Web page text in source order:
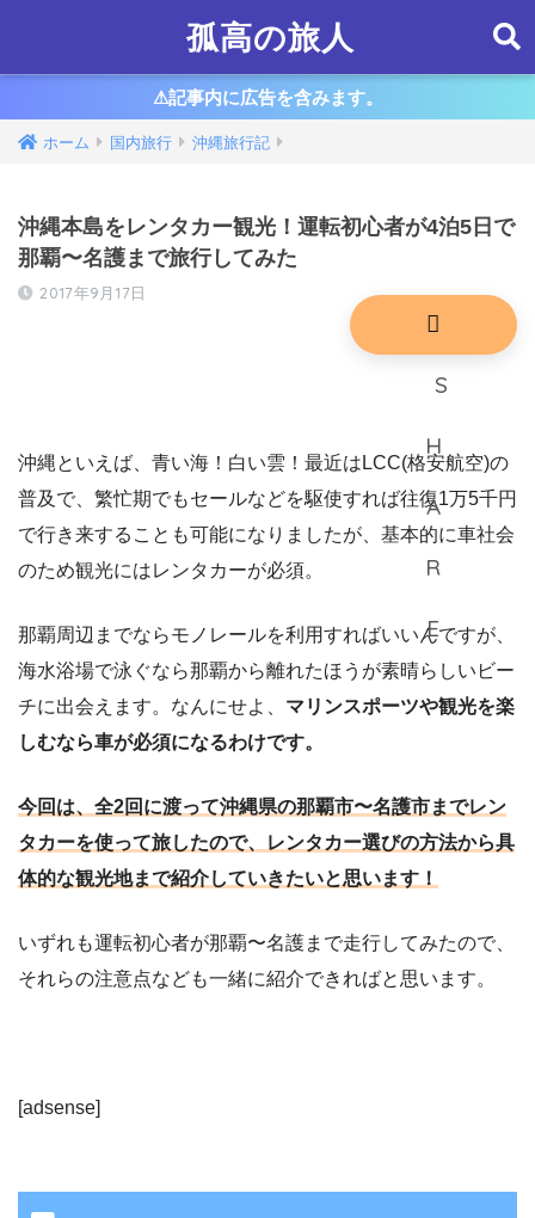
孤高の旅人
⚠︎記事内に広告を含みます。
ホーム 国内旅行 沖縄旅行記
沖縄本島をレンタカー観光！運転初心者が4泊5日で
那覇〜名護まで旅行してみた
2017年9月17日
沖縄といえば、青い海！白い雲！最近はLCC(格安航空)の
普及で、繁忙期でもセールなどを駆使すれば往復1万5千円
で行き来することも可能になりましたが、基本的に車社会
のため観光にはレンタカーが必須。
那覇周辺までならモノレールを利用すればいいんですが、
海水浴場で泳ぐなら那覇から離れたほうが素晴らしいビー
チに出会えます。なんにせよ、 マリンスポーツや観光を楽
しむなら車が必須になるわけです。
今回は、全2回に渡って沖縄県の那覇市〜名護市までレン
タカーを使って旅したので、レンタカー選びの方法から具
体的な観光地まで紹介していきたいと思います！
いずれも運転初心者が那覇〜名護まで走行してみたので、
それらの注意点なども一緒に紹介できればと思います。
[adsense]